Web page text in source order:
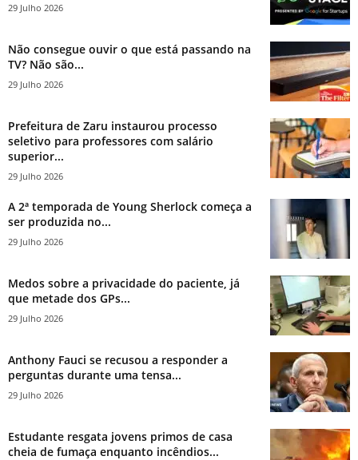
29 Julho 2026
Não consegue ouvir o que está passando na
TV? Não são...
29 Julho 2026
Prefeitura de Zaru instaurou processo
seletivo para professores com salário
superior...
29 Julho 2026
A 2ª temporada de Young Sherlock começa a
ser produzida no...
29 Julho 2026
Medos sobre a privacidade do paciente, já
que metade dos GPs...
29 Julho 2026
Anthony Fauci se recusou a responder a
perguntas durante uma tensa...
29 Julho 2026
Estudante resgata jovens primos de casa
cheia de fumaça enquanto incêndios...